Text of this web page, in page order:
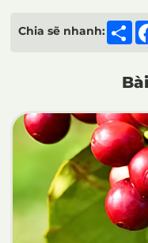
Chia sẽ nhanh: